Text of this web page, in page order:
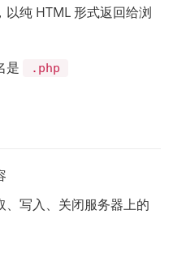
纯 HTML 形式返回给浏
是
.php
、写入、关闭服务器上的